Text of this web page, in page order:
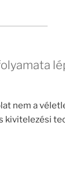
nem a
kivitelezési